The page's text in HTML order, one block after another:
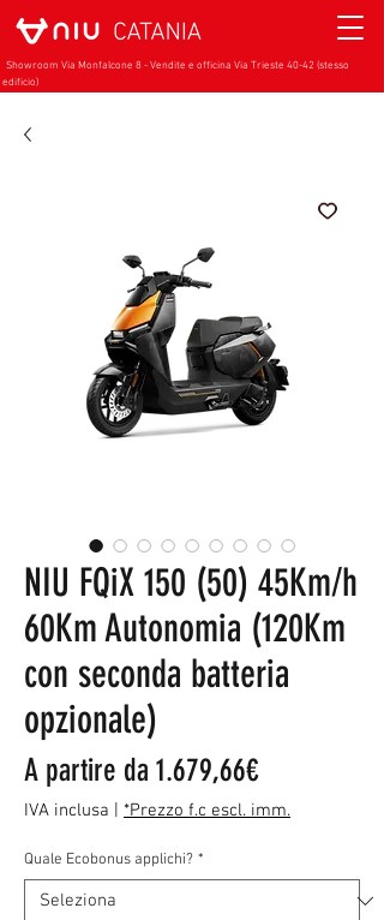
Showroom Via Monfalcone 8 - Vendite e officina Via Trieste 40-42 (stesso
edificio)
NIU FQiX 150 (50) 45Km/h
60Km Autonomia (120Km
con seconda batteria
opzionale)
A partire da 1.679,66€Prezzo
scontato
IVA inclusa *Prezzo f.c escl. imm.
Quale Ecobonus applichi? *